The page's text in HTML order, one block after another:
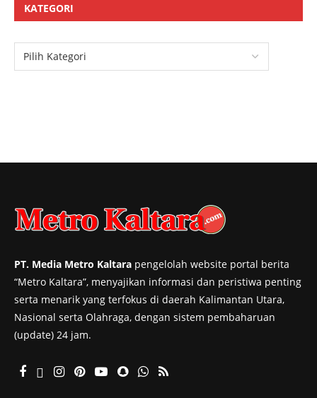
KATEGORI
PT. Media Metro Kaltara pengelolah website portal berita
“Metro Kaltara”, menyajikan informasi dan peristiwa penting
serta menarik yang terfokus di daerah Kalimantan Utara,
Nasional serta Olahraga, dengan sistem pembaharuan
(update) 24 jam.